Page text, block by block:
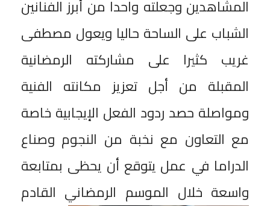
المشاهدين وجعلته واحدا من أبرز الفنانين
الشباب على الساحة حاليا ويعول مصطفى
غريب كثيرا على مشاركته الرمضانية
المقبلة من أجل تعزيز مكانته الفنية
ومواصلة حصد ردود الفعل الإيجابية خاصة
مع التعاون مع نخبة من النجوم وصناع
الدراما في عمل يتوقع أن يحظى بمتابعة
واسعة خلال الموسم الرمضاني القادم